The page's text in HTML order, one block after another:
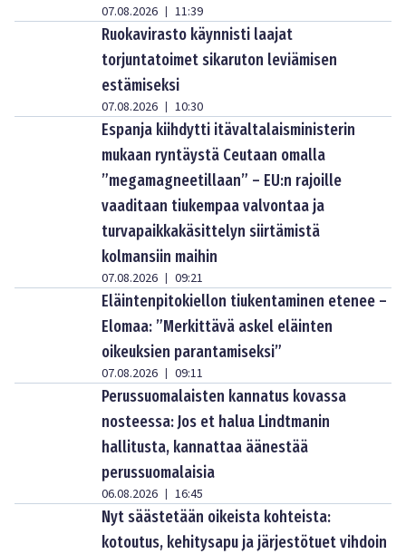
07.08.2026 | 11:39
Ruokavirasto käynnisti laajat
torjuntatoimet sikaruton leviämisen
estämiseksi
07.08.2026 | 10:30
Espanja kiihdytti itävaltalaisministerin
mukaan ryntäystä Ceutaan omalla
”megamagneetillaan” – EU:n rajoille
vaaditaan tiukempaa valvontaa ja
turvapaikkakäsittelyn siirtämistä
kolmansiin maihin
07.08.2026 | 09:21
Eläintenpitokiellon tiukentaminen etenee –
Elomaa: ”Merkittävä askel eläinten
oikeuksien parantamiseksi”
07.08.2026 | 09:11
Perussuomalaisten kannatus kovassa
nosteessa: Jos et halua Lindtmanin
hallitusta, kannattaa äänestää
perussuomalaisia
06.08.2026 | 16:45
Nyt säästetään oikeista kohteista:
kotoutus, kehitysapu ja järjestötuet vihdoin